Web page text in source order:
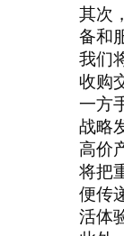
其次
备和
我们
收购
一方
战略
高价
将把
便传
活体